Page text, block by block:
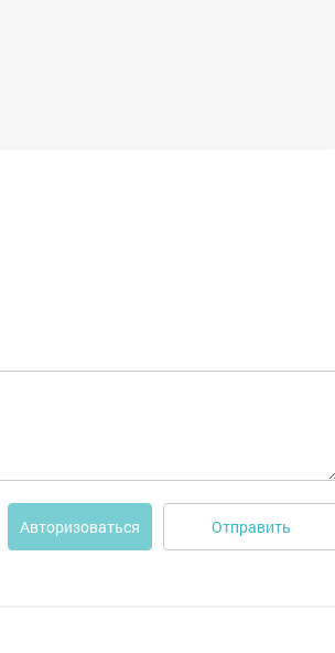
Авторизоваться Отправить